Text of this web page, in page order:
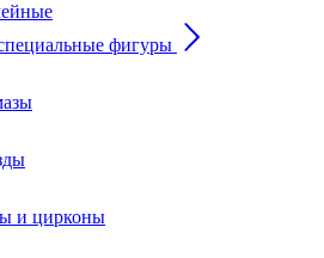
фигуры
и цирконы